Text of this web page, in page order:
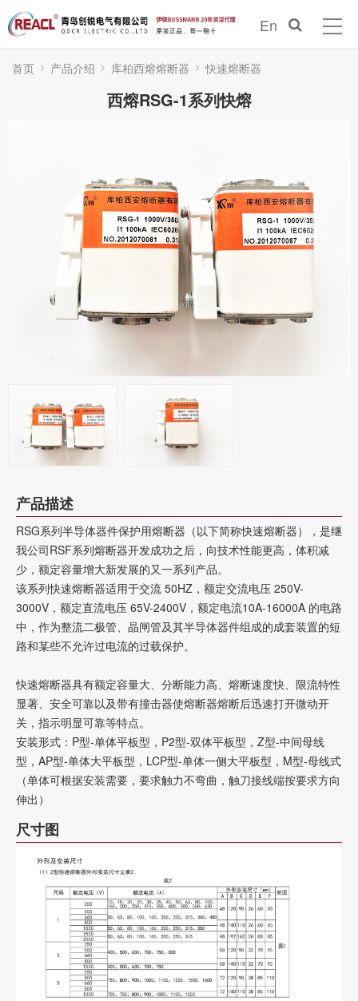
En
首页 产品介绍 库柏西熔熔断器 快速熔断器
西熔RSG-1系列快熔
产品描述
RSG系列半导体器件保护用熔断器（以下简称快速熔断器），是继
我公司RSF系列熔断器开发成功之后，向技术性能更高，体积减
少，额定容量增大新发展的又一系列产品。
该系列快速熔断器适用于交流 50HZ，额定交流电压 250V-
3000V，额定直流电压 65V-2400V，额定电流10A-16000A 的电路
中，作为整流二极管、晶闸管及其半导体器件组成的成套装置的短
路和某些不允许过电流的过载保护。
快速熔断器具有额定容量大、分断能力高、熔断速度快、限流特性
显著、安全可靠以及带有撞击器使熔断器熔断后迅速打开微动开
关，指示明显可靠等特点。
安装形式：P型-单体平板型，P2型-双体平板型，Z型-中间母线
型，AP型-单体大平板型，LCP型-单体一侧大平板型，M型-母线式
（单体可根据安装需要，要求触力不弯曲，触刀接线端按要求方向
伸出）
尺寸图